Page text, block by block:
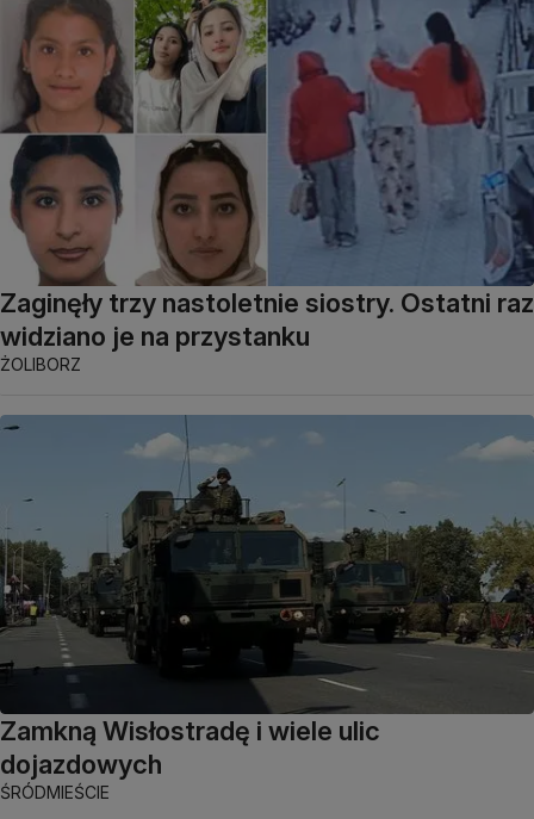
Zaginęły trzy nastoletnie siostry. Ostatni raz
widziano je na przystanku
ŻOLIBORZ
Zamkną Wisłostradę i wiele ulic
dojazdowych
ŚRÓDMIEŚCIE